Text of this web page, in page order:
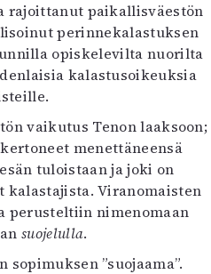
rajoittanut paikallisväestön
perinnekalastuksen
opiskelevilta nuorilta
kalastusoikeuksia
vaikutus Tenon laaksoon;
menettäneensä
tuloistaan ja joki on
Viranomaisten
perusteltiin nimenomaan
suojelulla.
”suojaama”.